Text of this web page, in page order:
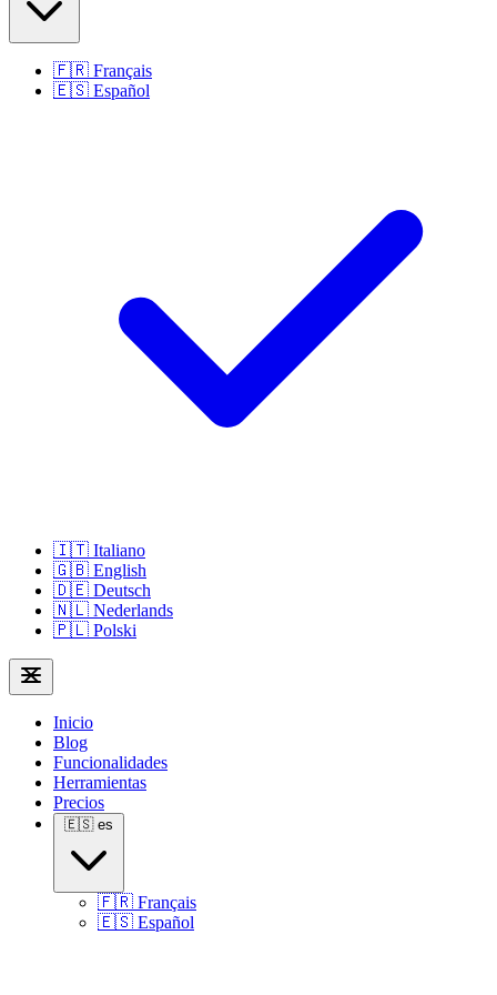
🇫🇷 Français
🇪🇸 Español
🇮🇹 Italiano
🇬🇧 English
🇩🇪 Deutsch
🇳🇱 Nederlands
🇵🇱 Polski
Inicio
Blog
Funcionalidades
Herramientas
Precios
🇪🇸 es
🇫🇷 Français
🇪🇸 Español